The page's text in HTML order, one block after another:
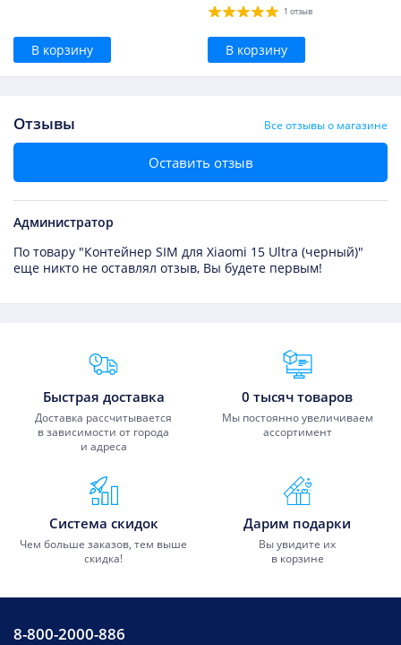
В корзину
1 отзыв
В корзину
Отзывы Все отзывы о магазине
Оставить отзыв
Администратор
По товару "Контейнер SIM для Xiaomi 15 Ultra (черный)"
еще никто не оставлял отзыв, Вы будете первым!
Преимущества Fixmobile
Быстрая доставка
Доставка рассчитывается
в зависимости от города
и адреса
0 тысяч товаров
Мы постоянно увеличиваем
ассортимент
Система скидок
Чем больше заказов, тем выше
скидка!
Дарим подарки
Вы увидите их
в корзине
8-800-2000-886